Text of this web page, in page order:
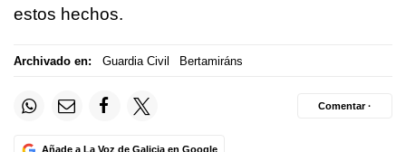
estos hechos.
Archivado en: Guardia Civil Bertamiráns
Añade a La Voz de Galicia en Google
Comentar ·